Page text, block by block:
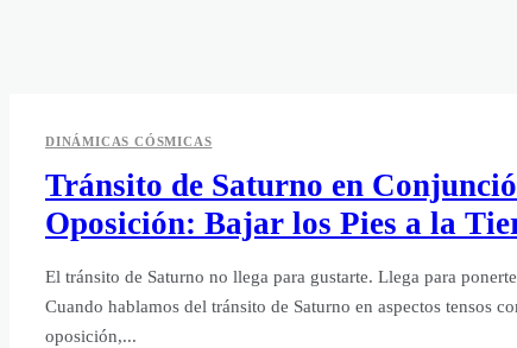
DINÁMICAS CÓSMICAS
Tránsito de Saturno en
Oposición: Bajar los Pies a la
El tránsito de Saturno no llega para gustarte. Llega para
Cuando hablamos del tránsito de Saturno en aspectos tensos
oposición,...